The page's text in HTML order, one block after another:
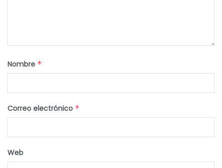
Nombre *
Correo electrónico *
Web